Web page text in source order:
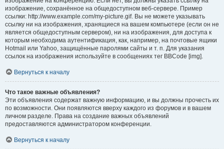
изображение, сохранённое на общедоступном веб-сервере. Пример
ссылки: http://www.example.com/my-picture.gif. Вы не можете указывать
ссылку ни на изображения, хранящиеся на вашем компьютере (если он не
является общедоступным сервером), ни на изображения, для доступа к
которым необходима аутентификация, как, например, на почтовые ящики
Hotmail или Yahoo, защищённые паролями сайты и т. п. Для указания
ссылок на изображения используйте в сообщениях тег BBCode [img].
Вернуться к началу
Что такое важные объявления?
Эти объявления содержат важную информацию, и вы должны прочесть их
по возможности. Они появляются вверху каждого из форумов и в вашем
личном разделе. Права на создание важных объявлений
предоставляются администратором конференции.
Вернуться к началу